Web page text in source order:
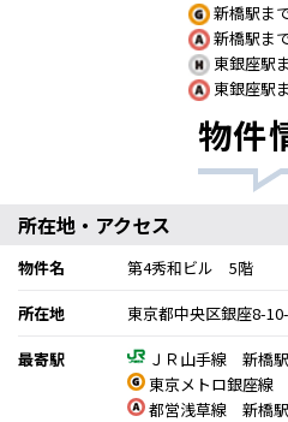
新橋駅ま
新橋駅ま
東銀座駅
東銀座駅
物件
所在地・アクセス
物件名
第4秀和ビル 5階
所在地
東京都中央区銀座8-
最寄駅
ＪＲ山手線 新橋
東京メトロ銀座線
都営浅草線 新橋